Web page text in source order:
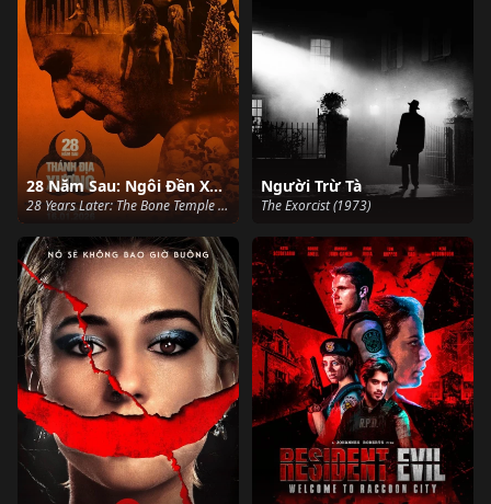
28 Năm Sau: Ngôi Đền Xương
28 Years Later: The Bone Temple (2026)
Người Trừ Tà
The Exorcist (1973)